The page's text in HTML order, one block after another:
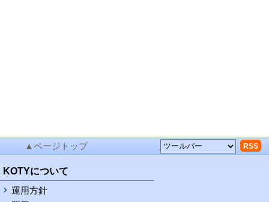
▲ページトップ RSS
KOTYについて
運用方針